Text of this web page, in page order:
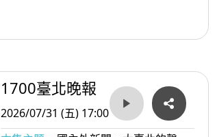
1700臺北晚報
2026/07/31 (五) 17:00